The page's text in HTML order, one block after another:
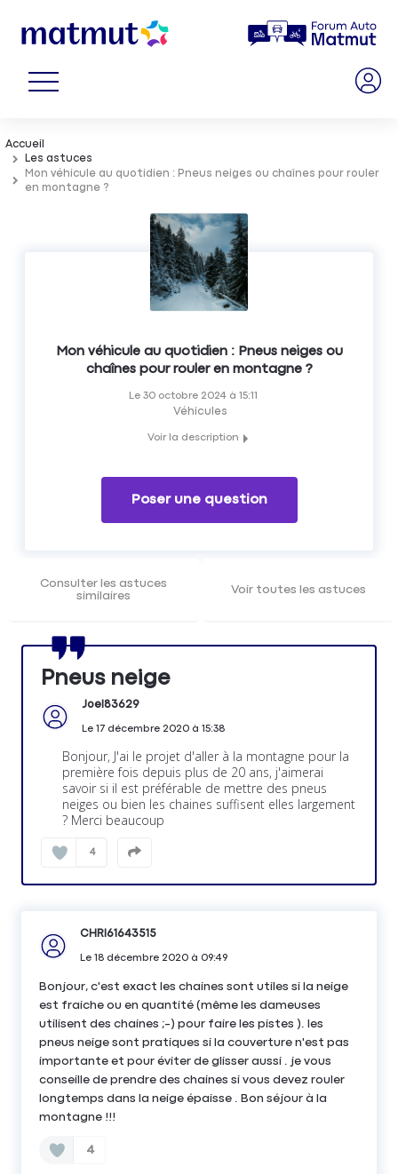
Accueil
Les astuces
Mon véhicule au quotidien : Pneus neiges ou chaînes pour rouler
en montagne ?
Mon véhicule au quotidien : Pneus neiges ou
chaînes pour rouler en montagne ?
Le 30 octobre 2024 à 15:11
Véhicules
Voir la description
Les membres du Forum Auto Matmut vous répondent.
Poser une question
Consulter les astuces
similaires
Voir toutes les astuces
Pneus neige
Joel83629
Le 17 décembre 2020à 15:38
Bonjour, J'ai le projet d'aller à la montagne pour la
première fois depuis plus de 20 ans, j'aimerai
savoir si il est préférable de mettre des pneus
neiges ou bien les chaines suffisent elles largement
? Merci beaucoup
4
CHRI61643515
Le 18 décembre 2020à 09:49
Bonjour, c'est exact les chaines sont utiles si la neige
est fraiche ou en quantité (même les dameuses
utilisent des chaines ;-) pour faire les pistes ). les
pneus neige sont pratiques si la couverture n'est pas
importante et pour éviter de glisser aussi . je vous
conseille de prendre des chaines si vous devez rouler
longtemps dans la neige épaisse . Bon séjour à la
montagne !!!
4